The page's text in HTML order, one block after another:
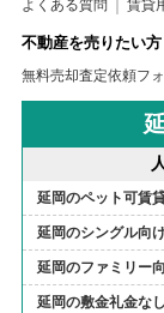
よくある質問
賃貸
不動産を売りたい方
無料売却査定依頼フ
延岡のペット可賃
延岡のシングル向
延岡のファミリー
延岡の敷金礼金な